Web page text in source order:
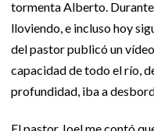
tormenta Alberto.
lloviendo, e incluso hoy
del pastor publicó un
capacidad de todo el río,
profundidad, iba a